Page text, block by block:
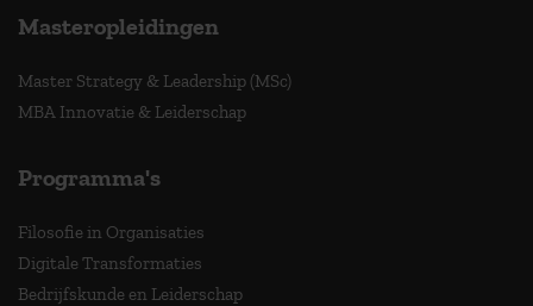
Masteropleidingen
Master Strategy & Leadership (MSc)
MBA Innovatie & Leiderschap
Programma's
Filosofie in Organisaties
Digitale Transformaties
Bedrijfskunde en Leiderschap